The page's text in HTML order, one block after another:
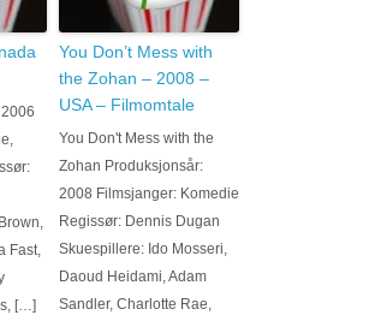
Fast,
[…]
You Don’t Mess with
the Zohan – 2008 –
USA – Filmomtale
You Don't Mess with the
Zohan Produksjonsår:
2008 Filmsjanger: Komedie
Regissør: Dennis Dugan
Skuespillere: Ido Mosseri,
Daoud Heidami, Adam
Sandler, Charlotte Rae,